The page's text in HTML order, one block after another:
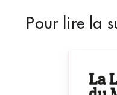
Pour lire la